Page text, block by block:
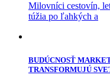
Milovníci cestovín,
túžia po ľahkých a
BUDÚCNOSŤ
TRANSFORMUJÚ